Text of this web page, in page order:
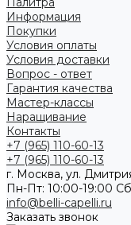
Информация
Покупки
Условия оплаты
Условия доставки
Вопрос - ответ
Гарантия качества
Мастер-классы
Наращивание
Контакты
+7 (965) 110-60-13
+7 (965) 110-60-13
г. Москва, ул.
Пн-Пт: 10:00-19:00
info@belli-capelli.ru
Заказать звонок